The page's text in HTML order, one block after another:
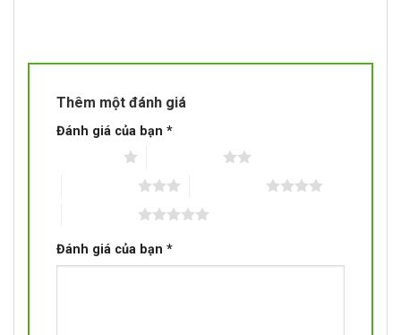
Thêm một đánh giá
Đánh giá của bạn *
Đánh giá của bạn *